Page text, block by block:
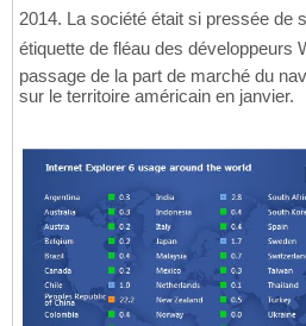
2014. La société était si pressée de
étiquette de fléau des développeurs
passage de la part de marché du
sur le territoire américain en janvier.